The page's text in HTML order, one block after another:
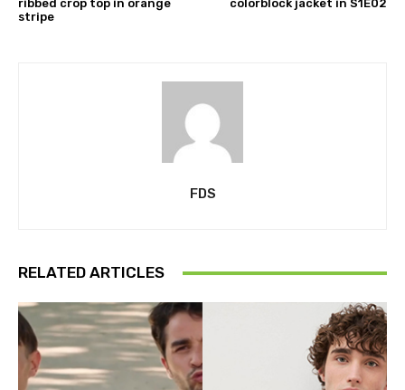
ribbed crop top in orange
stripe
colorblock jacket in S1E02
FDS
RELATED ARTICLES